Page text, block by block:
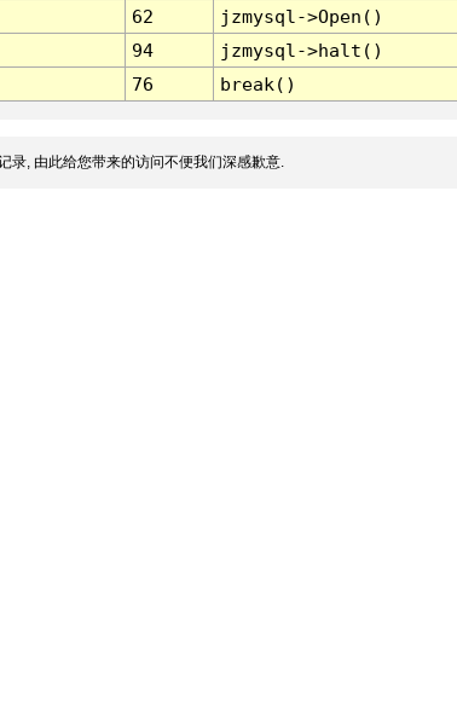
62
jzmysql->Open()
94
jzmysql->halt()
76 break()
录, 由此给您带来的访问不便我们深感歉意.